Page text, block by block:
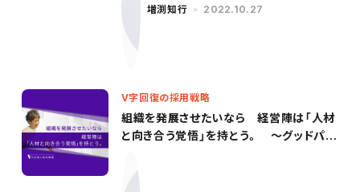
増渕知行 2022.10.27
V字回復の採用戦略
組織を発展させたいなら 経営陣は「人材
と向き合う覚悟」を持とう。 〜グッドパッ